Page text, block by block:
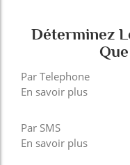
Déterminez
Par Telephone
En savoir plus
Par SMS
En savoir plus